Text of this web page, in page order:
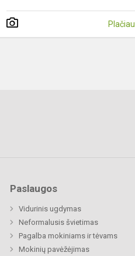
Plačiau
Paslaugos
Vidurinis ugdymas
Neformalusis švietimas
Pagalba mokiniams ir tėvams
Mokinių pavėžėjimas